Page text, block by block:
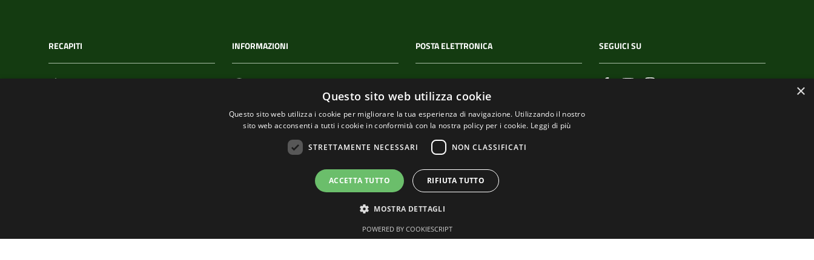
RECAPITI INFORMAZIONI POSTA ELETTRONICA
segreteria@pec-
comunediriomaggiore.it
Email
SEGUICI SU
×
Questo sito web utilizza cookie
Questo sito web utilizza i cookie per migliorare la tua esperienza di navigazione. Utilizzando il nostro
sito web acconsenti a tutti i cookie in conformità con la nostra policy per i cookie. Leggi di più
STRETTAMENTE NECESSARI NON CLASSIFICATI
ACCETTA TUTTO RIFIUTA TUTTO
MOSTRA DETTAGLI
POWERED BY COOKIESCRIPT